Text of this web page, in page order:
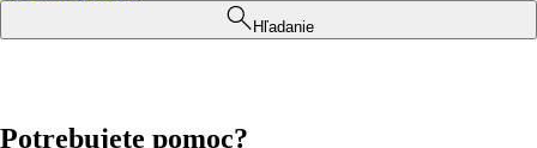
Hľadanie
Potrebujete pomoc?